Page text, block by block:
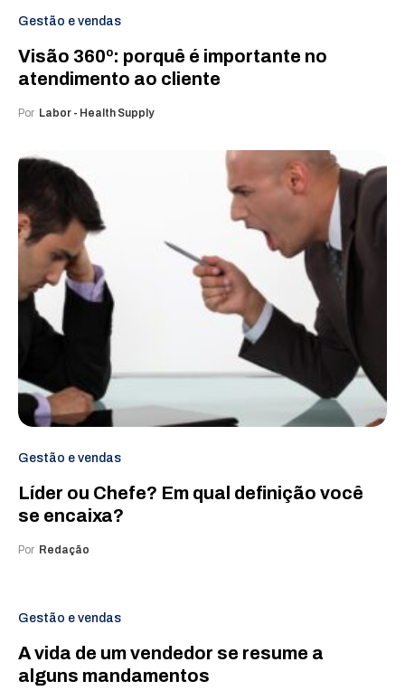
Gestão e vendas
Visão 360º: porquê é importante no
atendimento ao cliente
Por Labor - Health Supply
Gestão e vendas
Líder ou Chefe? Em qual definição você
se encaixa?
Por Redação
Gestão e vendas
A vida de um vendedor se resume a
alguns mandamentos